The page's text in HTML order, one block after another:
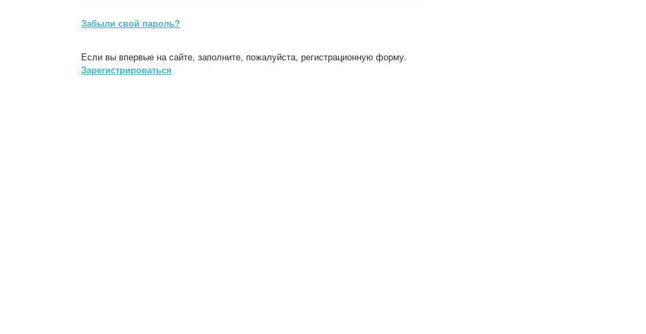
Забыли свой пароль?
Если вы впервые на сайте, заполните, пожалуйста, регистрационную форму.
Зарегистрироваться